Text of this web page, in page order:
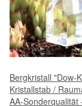
Bergkristall "Dow-
Kristallstab /
AA-Sonderqualität